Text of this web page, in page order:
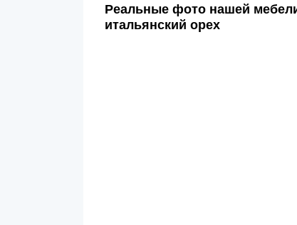
Реальные фото нашей
итальянский орех